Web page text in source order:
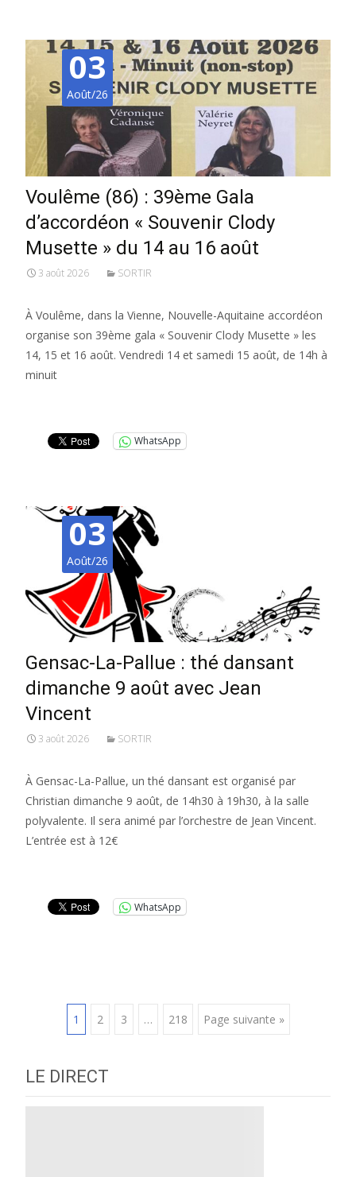
03
Août/26
Voulême (86) : 39ème Gala
d’accordéon « Souvenir Clody
Musette » du 14 au 16 août
3 août 2026 SORTIR
À Voulême, dans la Vienne, Nouvelle-Aquitaine accordéon
organise son 39ème gala « Souvenir Clody Musette » les
14, 15 et 16 août. Vendredi 14 et samedi 15 août, de 14h à
minuit
WhatsApp
03
Août/26
Gensac-La-Pallue : thé dansant
dimanche 9 août avec Jean
Vincent
3 août 2026 SORTIR
À Gensac-La-Pallue, un thé dansant est organisé par
Christian dimanche 9 août, de 14h30 à 19h30, à la salle
polyvalente. Il sera animé par l’orchestre de Jean Vincent.
L’entrée est à 12€
WhatsApp
Posts
navigation
1 2 3 … 218 Page suivante »
LE DIRECT